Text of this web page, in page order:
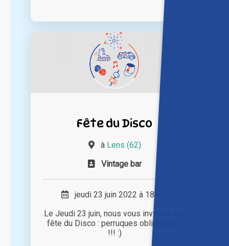
Fête du Disco
à Lens (62)
Vintage bar
jeudi 23 juin 2022 à 18h00
Le Jeudi 23 juin, nous vous invitons à la
fête du Disco : perruques obligatoires
!!! :)